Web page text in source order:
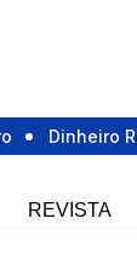
Dinheiro
REVISTA